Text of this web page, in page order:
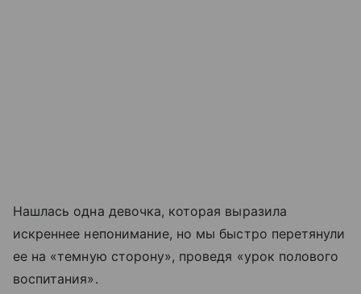
Нашлась одна девочка, которая выразила
искреннее непонимание, но мы быстро перетянули
ее на «темную сторону», проведя «урок полового
воспитания».